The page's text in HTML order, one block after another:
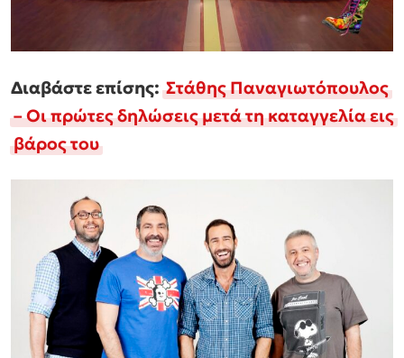
Διαβάστε επίσης:Στάθης Παναγιωτόπουλος
– Οι πρώτες δηλώσεις μετά τη καταγγελία εις
βάρος του